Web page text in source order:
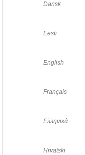
Dansk
Eesti
English
Français
Ελληνικά
Hrvatski